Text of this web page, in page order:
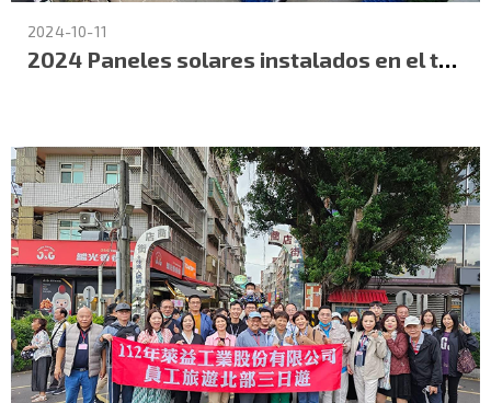
2024-10-11
2024 Paneles solares instalados en el techo de la fábrica de LAI YUE